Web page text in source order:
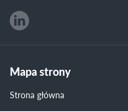
Mapa strony
Strona główna